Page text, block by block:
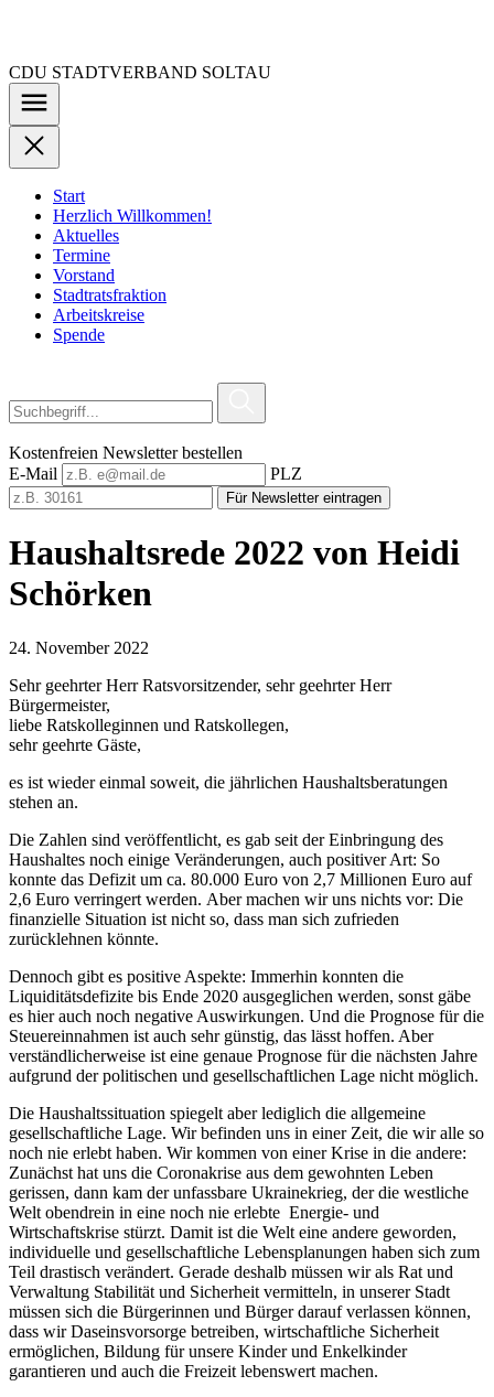
springen
CDU STADTVERBAND SOLTAU
Start
Herzlich Willkommen!
Aktuelles
Termine
Vorstand
Stadtratsfraktion
Arbeitskreise
Spende
Kostenfreien Newsletter bestellen
E-Mail
PLZ
Für Newsletter eintragen
Haushaltsrede 2022 von Heidi
Schörken
24. November 2022
Sehr geehrter Herr Ratsvorsitzender, sehr geehrter Herr
Bürgermeister,
liebe Ratskolleginnen und Ratskollegen,
sehr geehrte Gäste,
es ist wieder einmal soweit, die jährlichen Haushaltsberatungen
stehen an.
Die Zahlen sind veröffentlicht, es gab seit der Einbringung des
Haushaltes noch einige Veränderungen, auch positiver Art: So
konnte das Defizit um ca. 80.000 Euro von 2,7 Millionen Euro auf
2,6 Euro verringert werden. Aber machen wir uns nichts vor: Die
finanzielle Situation ist nicht so, dass man sich zufrieden
zurücklehnen könnte.
Dennoch gibt es positive Aspekte: Immerhin konnten die
Liquiditätsdefizite bis Ende 2020 ausgeglichen werden, sonst gäbe
es hier auch noch negative Auswirkungen. Und die Prognose für die
Steuereinnahmen ist auch sehr günstig, das lässt hoffen. Aber
verständlicherweise ist eine genaue Prognose für die nächsten Jahre
aufgrund der politischen und gesellschaftlichen Lage nicht möglich.
Die Haushaltssituation spiegelt aber lediglich die allgemeine
gesellschaftliche Lage. Wir befinden uns in einer Zeit, die wir alle so
noch nie erlebt haben. Wir kommen von einer Krise in die andere:
Zunächst hat uns die Coronakrise aus dem gewohnten Leben
gerissen, dann kam der unfassbare Ukrainekrieg, der die westliche
Welt obendrein in eine noch nie erlebte Energie- und
Wirtschaftskrise stürzt. Damit ist die Welt eine andere geworden,
individuelle und gesellschaftliche Lebensplanungen haben sich zum
Teil drastisch verändert. Gerade deshalb müssen wir als Rat und
Verwaltung Stabilität und Sicherheit vermitteln, in unserer Stadt
müssen sich die Bürgerinnen und Bürger darauf verlassen können,
dass wir Daseinsvorsorge betreiben, wirtschaftliche Sicherheit
ermöglichen, Bildung für unsere Kinder und Enkelkinder
garantieren und auch die Freizeit lebenswert machen.